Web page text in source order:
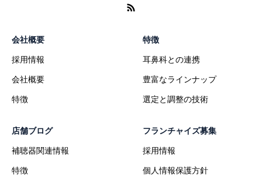
会社概要
採用情報
会社概要
特徴
特徴
耳鼻科との連携
豊富なラインナップ
選定と調整の技術
店舗ブログ
補聴器関連情報
特徴
フランチャイズ募集
採用情報
個人情報保護方針